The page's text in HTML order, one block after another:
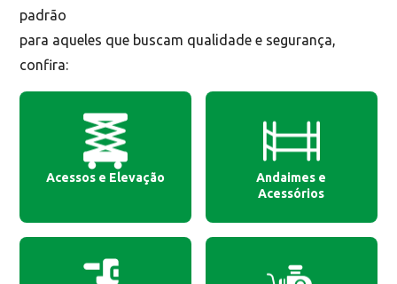
padrão
para aqueles que buscam qualidade e segurança,
confira:
Acessos e Elevação
Andaimes e
Acessórios